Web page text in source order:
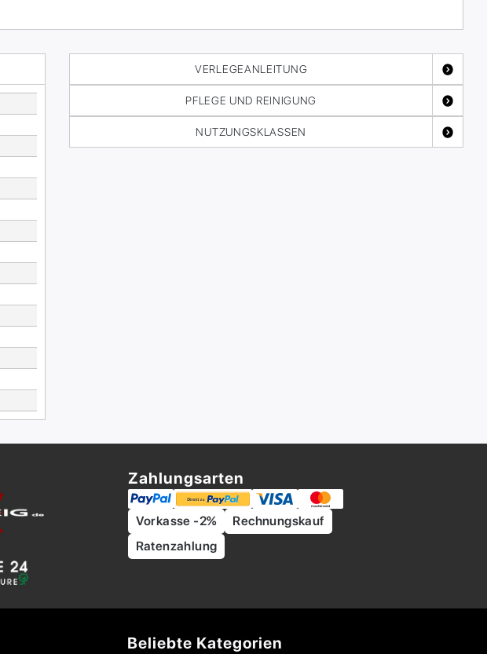
VERLEGEANLEITUNG
PFLEGE UND REINIGUNG
NUTZUNGSKLASSEN
Zahlungsarten
Vorkasse -2%
Rechnungskauf
Ratenzahlung
Beliebte Kategorien